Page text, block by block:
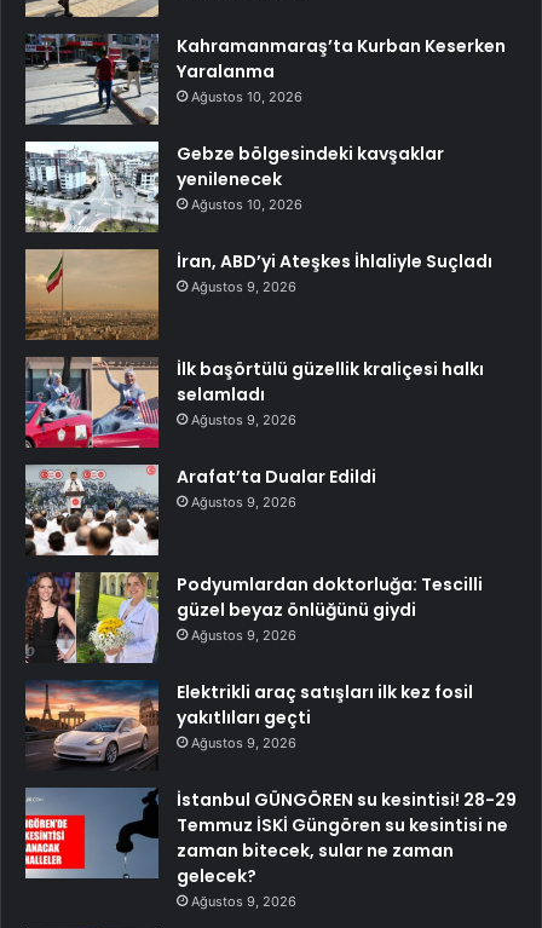
Kahramanmaraş’ta Kurban Keserken
Yaralanma
Ağustos 10, 2026
Gebze bölgesindeki kavşaklar
yenilenecek
Ağustos 10, 2026
İran, ABD’yi Ateşkes İhlaliyle Suçladı
Ağustos 9, 2026
İlk başörtülü güzellik kraliçesi halkı
selamladı
Ağustos 9, 2026
Arafat’ta Dualar Edildi
Ağustos 9, 2026
Podyumlardan doktorluğa: Tescilli
güzel beyaz önlüğünü giydi
Ağustos 9, 2026
Elektrikli araç satışları ilk kez fosil
yakıtlıları geçti
Ağustos 9, 2026
İstanbul GÜNGÖREN su kesintisi! 28-29
Temmuz İSKİ Güngören su kesintisi ne
zaman bitecek, sular ne zaman
gelecek?
Ağustos 9, 2026